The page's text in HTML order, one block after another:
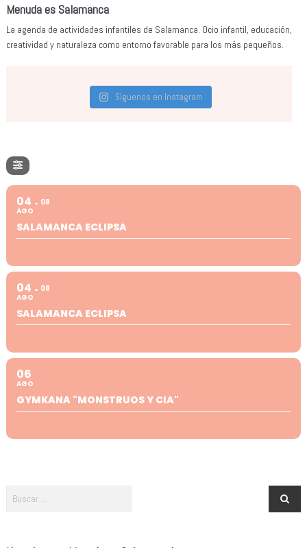
Menuda es Salamanca
La agenda de actividades infantiles de Salamanca. Ocio infantil, educación,
creatividad y naturaleza como entorno favorable para los más pequeños.
Síguenos en Instagram
04
AGO
08
SALAMANCA ECLIPSA
04
AGO
08
SALAMANCA ECLIPSA
06
AGO
GYMKANA "MONSTRUOS Y CIA"